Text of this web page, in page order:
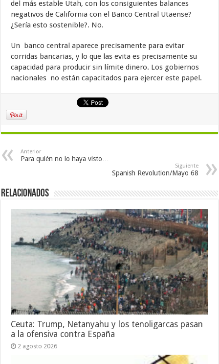
del más estable Utah, con los consiguientes balances
negativos de California con el Banco Central Utaense?
¿Sería esto sostenible?. No.
Un banco central aparece precisamente para evitar
corridas bancarias, y lo que las evita es precisamente su
capacidad para producir sin límite dinero. Los gobiernos
nacionales no están capacitados para ejercer este papel.
Anterior
Para quién no lo haya visto…
Siguiente
Spanish Revolution/Mayo 68
Relacionados
Ceuta: Trump, Netanyahu y los tenoligarcas pasan
a la ofensiva contra España
2 agosto 2026